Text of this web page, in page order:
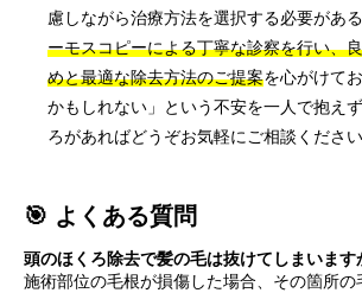
慮しながら治療方法を選択する必要があ
ーモスコピーによる丁寧な診察を行い、
めと最適な除去方法のご提案を心がけて
かもしれない」という不安を一人で抱え
ろがあればどうぞお気軽にご相談ください
🎯 よくある質問
頭のほくろ除去で髪の毛は抜けてしまいます
施術部位の毛根が損傷した場合、その箇所